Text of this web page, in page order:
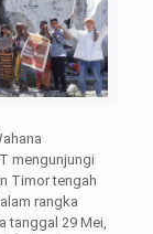
mengunjungi
Timor tengah
rangka
tanggal 29 Mei,